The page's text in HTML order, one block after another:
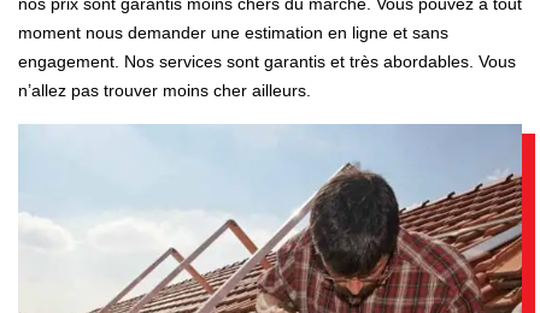
moment nous demander une estimation en ligne et sans
engagement. Nos services sont garantis et très abordables. Vous
n’allez pas trouver moins cher ailleurs.